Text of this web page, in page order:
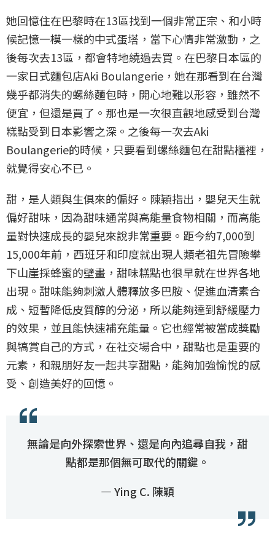
她回憶住在巴黎時在13區找到一個非常正宗、和小時
候記憶一模一樣的中式蛋塔，當下心情非常激動，之
後每次去13區，都會特地繞過去買。在巴黎日本區的
一家日式麵包店Aki Boulangerie，她在那看到在台灣
幾乎都消失的螺絲麵包時，開心地難以形容，雖然不
便宜，但還是買了。那也是一次很直觀地感受到台灣
糕點受到日本影響之深。之後每一次去Aki
Boulangerie的時候，只要看到螺絲麵包在甜點櫃裡，
就覺得安心不已。
甜，是人類與生俱來的偏好。陳穎指出，嬰兒天生就
偏好甜味，因為甜味通常與高能量食物相關，而高能
量對快速成長的嬰兒來說非常重要。距今約7,000到
15,000年前，西班牙和印度就出現人類老祖先冒險攀
下山崖採蜂蜜的壁畫，甜味糕點也很早就在世界各地
出現。甜味能夠刺激人體釋放多巴胺、促進血清素合
成、短暫降低皮質醇的分泌，所以能夠達到舒緩壓力
的效果，並且能快速補充能量。它也經常被當成獎勵
與犒賞自己的方式，在社交場合中，甜點也是重要的
元素，和親朋好友一起共享甜點，能夠加強愉悅的感
受、創造美好的回憶。
無論是向外探索世界、還是向內追尋自我，甜
點都是那個無可取代的關鍵。
— Ying C. 陳穎